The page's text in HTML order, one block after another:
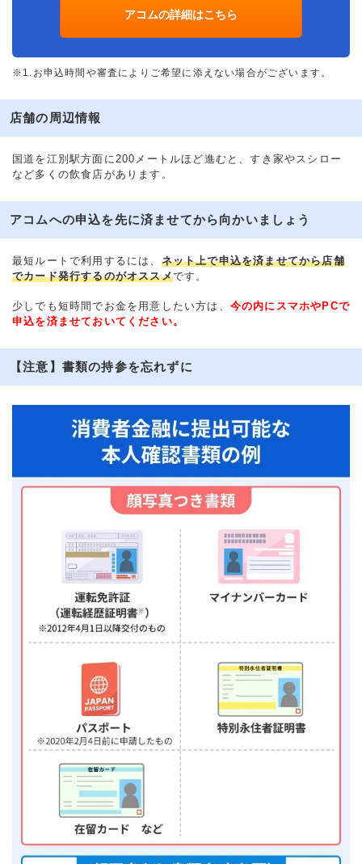
アコムの詳細はこちら
※1.お申込時間や審査によりご希望に添えない場合がございます。
店舗の周辺情報
国道を江別駅方面に200メートルほど進むと、すき家やスシロー
など多くの飲食店があります。
アコムへの申込を先に済ませてから向かいましょう
最短ルートで利用するには、 ネット上で申込を済ませてから店舗
でカード発行するのがオススメです。
少しでも短時間でお金を用意したい方は、 今の内にスマホやPCで
申込を済ませておいてください。
【注意】書類の持参を忘れずに